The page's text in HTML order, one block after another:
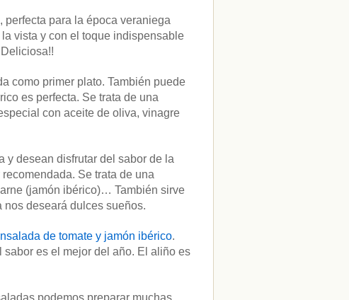
para la época veraniega
vista y con el toque indispensable
como primer plato. También puede
es perfecta. Se trata de una
con aceite de oliva, vinagre
y desean disfrutar del sabor de la
Se trata de una
(jamón ibérico)… También sirve
deseará dulces sueños.
de tomate y jamón ibérico.
es el mejor del año. El aliño es
podemos preparar muchas